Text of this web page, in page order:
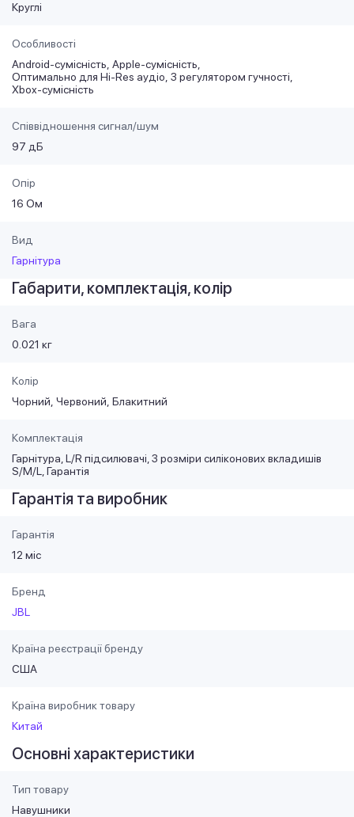
Круглі
Особливості
Android-сумісність Apple-сумісність
Оптимально для Hi-Res аудіо З регулятором гучності
Xbox-сумісність
Співвідношення сигнал/шум
97 дБ
Опір
16 Ом
Вид
Гарнітура
Габарити, комплектація, колір
Вага
0.021 кг
Колір
Чорний Червоний Блакитний
Комплектація
Гарнітура, L/R підсилювачі, 3 розміри силіконових вкладишів
S/M/L, Гарантія
Гарантія та виробник
Гарантія
12 міс
Бренд
JBL
Країна реєстрації бренду
США
Країна виробник товару
Китай
Основні характеристики
Тип товару
Навушники